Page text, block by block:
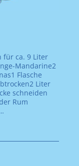
für ca. 9 Liter
Mandarine2
Flasche
Liter
schneiden
Rum